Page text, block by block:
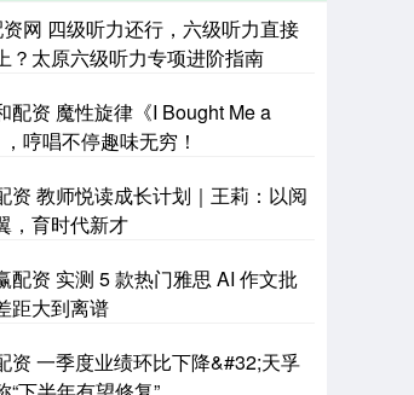
网 四级听力还行，六级听力直接
？太原六级听力专项进阶指南
配资 魔性旋律《I Bought Me a
哼唱不停趣味无穷！
资 教师悦读成长计划｜王莉：以阅
，育时代新才
配资 实测 5 款热门雅思 AI 作文批
距大到离谱
资 一季度业绩环比下降&#32;天孚